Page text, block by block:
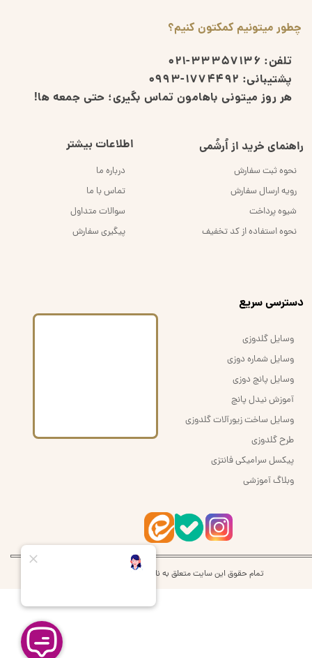
چطور میتونیم کمکتون کنیم؟
تلفن: 33357136-021
پشتیبانی: 1774492-0993
هر روز میتونی باهامون تماس بگیری؛ حتی جمعه ها!
راهنمای خرید از اُرشُمی
نحوه ثبت سفارش
رویه ارسال سفارش
شیوه پرداخت
نحوه استفاده از کد تخفیف
اطلاعات بیشتر
درباره ما
تماس با ما
سوالات متداول
پیگیری سفارش
تمام حقوق این سایت متعلق به نام اُرشُمی | orshomi می‌باشد.
​دسترسی سریع
وسایل گلدوزی
وسایل شماره دوزی
وسایل پانچ دوزی
آموزش نیدل پانچ
وسایل ساخت زیورآلات گلدوزی
طرح گلدوزی
پیکسل سرامیکی فانتزی
وبلاگ آموزشی